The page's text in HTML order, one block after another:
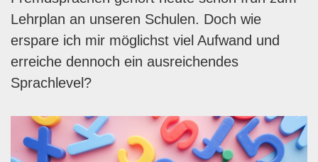
Lehrplan an unseren Schulen. Doch wie
erspare ich mir möglichst viel Aufwand und
erreiche dennoch ein ausreichendes
Sprachlevel?